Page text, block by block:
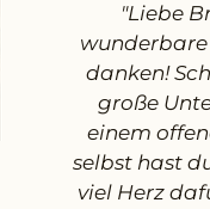
"Liebe
danken!
große
einem
selbst hast
viel Herz